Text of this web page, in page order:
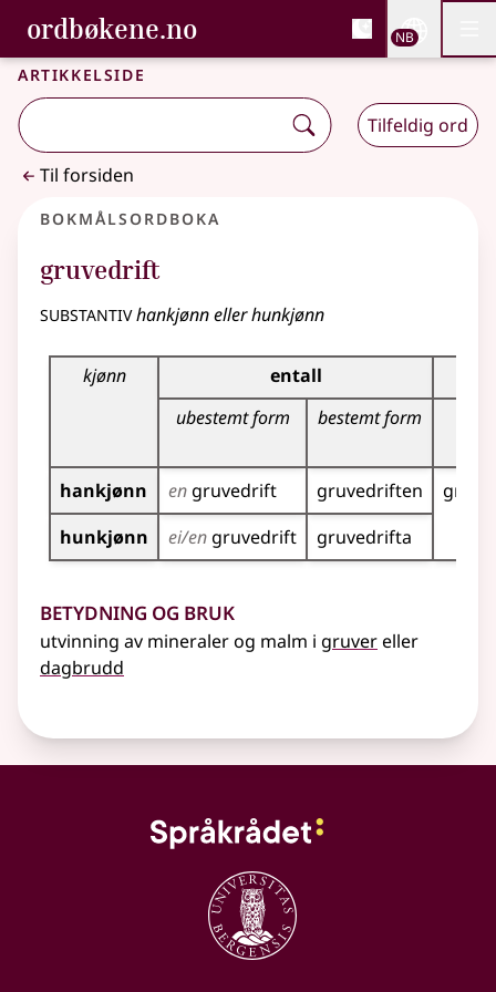
Gå til hovedinnhold
Tilgjengelighet
ordbøkene.no, Bokmålsordboka og
Bokmålsordboka og Nynorskordboka
NB
Artikkelside
Tilfeldig ord
Til forsiden
Bokmålsordboka
gruvedrift
substantivhankjønn eller hunkjønn
Bøyingstabell for dette substantivet
kjønn
entall
ubestemt form
bestemt form
hankjønn
en gruvedrift gruvedriften
hunkjønn
ei/en gruvedrift gruvedrifta
Betydning og bruk
utvinning av mineraler og malm i gruvereller
dagbrudd